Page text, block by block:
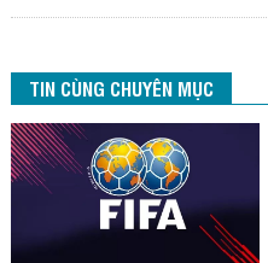
TIN CÙNG CHUYÊN MỤC